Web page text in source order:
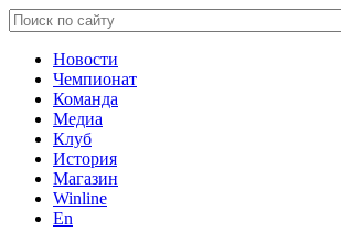
Новости
Чемпионат
Команда
Медиа
Клуб
История
Магазин
Winline
En